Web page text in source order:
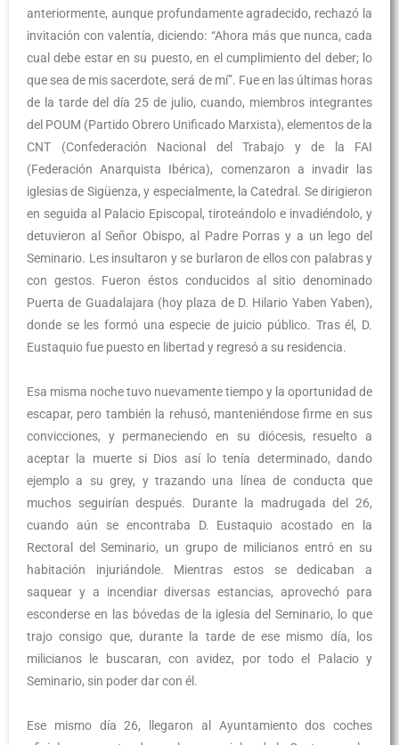
anteriormente, aunque profundamente agradecido, rechazó la
invitación con valentía, diciendo: “Ahora más que nunca, cada
cual debe estar en su puesto, en el cumplimiento del deber; lo
que sea de mis sacerdote, será de mí”. Fue en las últimas horas
de la tarde del día 25 de julio, cuando, miembros integrantes
del POUM (Partido Obrero Unificado Marxista), elementos de la
CNT (Confederación Nacional del Trabajo y de la FAI
(Federación Anarquista Ibérica), comenzaron a invadir las
iglesias de Sigüenza, y especialmente, la Catedral. Se dirigieron
en seguida al Palacio Episcopal, tiroteándolo e invadiéndolo, y
detuvieron al Señor Obispo, al Padre Porras y a un lego del
Seminario. Les insultaron y se burlaron de ellos con palabras y
con gestos. Fueron éstos conducidos al sitio denominado
Puerta de Guadalajara (hoy plaza de D. Hilario Yaben Yaben),
donde se les formó una especie de juicio público. Tras él, D.
Eustaquio fue puesto en libertad y regresó a su residencia.
Esa misma noche tuvo nuevamente tiempo y la oportunidad de
escapar, pero también la rehusó, manteniéndose firme en sus
convicciones, y permaneciendo en su diócesis, resuelto a
aceptar la muerte si Dios así lo tenía determinado, dando
ejemplo a su grey, y trazando una línea de conducta que
muchos seguirían después. Durante la madrugada del 26,
cuando aún se encontraba D. Eustaquio acostado en la
Rectoral del Seminario, un grupo de milicianos entró en su
habitación injuriándole. Mientras estos se dedicaban a
saquear y a incendiar diversas estancias, aprovechó para
esconderse en las bóvedas de la iglesia del Seminario, lo que
trajo consigo que, durante la tarde de ese mismo día, los
milicianos le buscaran, con avidez, por todo el Palacio y
Seminario, sin poder dar con él.
Ese mismo día 26, llegaron al Ayuntamiento dos coches